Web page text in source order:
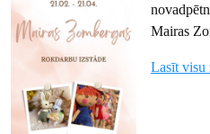
Mairas
Lasīt visu